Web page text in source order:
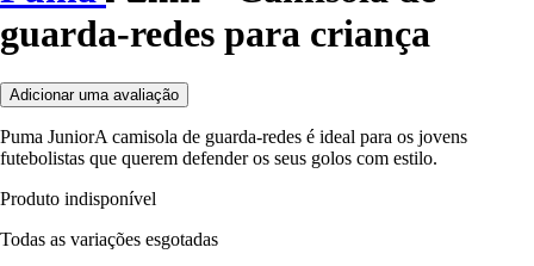
guarda-redes para criança
Adicionar uma avaliação
Puma JuniorA camisola de guarda-redes é ideal para os jovens
futebolistas que querem defender os seus golos com estilo.
Produto indisponível
Todas as variações esgotadas